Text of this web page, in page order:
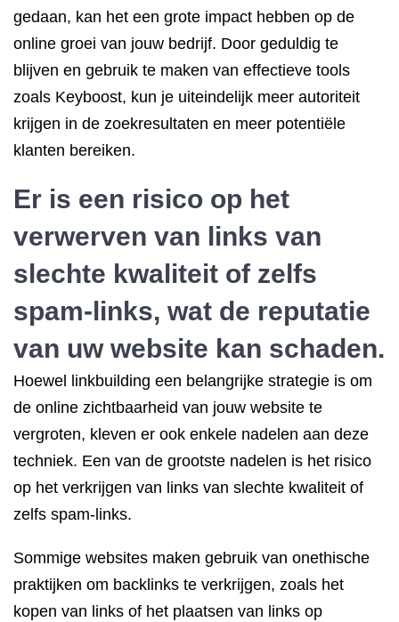
gedaan, kan het een grote impact hebben op de
online groei van jouw bedrijf. Door geduldig te
blijven en gebruik te maken van effectieve tools
zoals Keyboost, kun je uiteindelijk meer autoriteit
krijgen in de zoekresultaten en meer potentiële
klanten bereiken.
Er is een risico op het
verwerven van links van
slechte kwaliteit of zelfs
spam-links, wat de reputatie
van uw website kan schaden.
Hoewel linkbuilding een belangrijke strategie is om
de online zichtbaarheid van jouw website te
vergroten, kleven er ook enkele nadelen aan deze
techniek. Een van de grootste nadelen is het risico
op het verkrijgen van links van slechte kwaliteit of
zelfs spam-links.
Sommige websites maken gebruik van onethische
praktijken om backlinks te verkrijgen, zoals het
kopen van links of het plaatsen van links op